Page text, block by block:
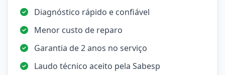
Diagnóstico rápido e confiável
Menor custo de reparo
Garantia de 2 anos no serviço
Laudo técnico aceito pela Sabesp